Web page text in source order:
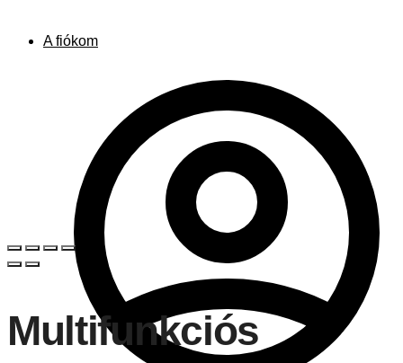
A fiókom
Multifunkciós